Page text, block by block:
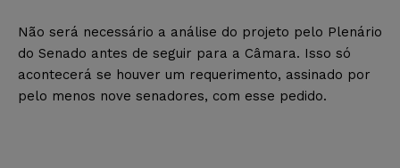
Não será necessário a análise do projeto pelo Plenário
do Senado antes de seguir para a Câmara. Isso só
acontecerá se houver um requerimento, assinado por
pelo menos nove senadores, com esse pedido.